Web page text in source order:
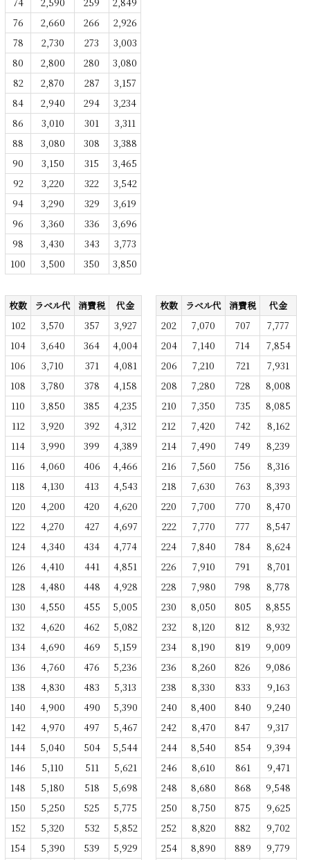
76
2,660 266
2,926
78
2,730 273
3,003
80
2,800 280
3,080
82
2,870 287
3,157
84
2,940 294
3,234
86
3,010 301
3,311
88
3,080 308
3,388
90
3,150 315
3,465
92
3,220 322
3,542
94
3,290 329
3,619
96
3,360 336
3,696
98
3,430 343
3,773
100
3,500 350 3,850
枚数 ラベル代 消費税
代金
102
3,570 357
3,927
104
3,640 364
4,004
106
3,710 371
4,081
108
3,780 378
4,158
110
3,850 385
4,235
112
3,920 392
4,312
114
3,990 399
4,389
116
4,060 406
4,466
118
4,130 413
4,543
120
4,200 420
4,620
122
4,270 427
4,697
124
4,340 434
4,774
126
4,410 441
4,851
128
4,480 448
4,928
130
4,550 455
5,005
132
4,620 462
5,082
134
4,690 469
5,159
136
4,760 476
5,236
138
4,830 483
5,313
140
4,900 490
5,390
142
4,970 497
5,467
144
5,040 504
5,544
146
5,110 511
5,621
148
5,180 518
5,698
150
5,250 525
5,775
152
5,320 532
5,852
154
5,390 539
5,929
枚数 ラベル代 消費税
代金
202
7,070 707
7,777
204
7,140 714
7,854
206
7,210 721
7,931
208
7,280 728
8,008
210
7,350 735
8,085
212
7,420 742
8,162
214
7,490 749
8,239
216
7,560 756
8,316
218
7,630 763
8,393
220
7,700 770
8,470
222
7,770 777
8,547
224
7,840 784
8,624
226
7,910 791
8,701
228
7,980 798
8,778
230
8,050 805
8,855
232
8,120 812
8,932
234
8,190 819
9,009
236
8,260 826
9,086
238
8,330 833
9,163
240
8,400 840
9,240
242
8,470 847
9,317
244
8,540 854
9,394
246
8,610 861
9,471
248
8,680 868
9,548
250
8,750 875
9,625
252
8,820 882
9,702
254
8,890 889
9,779